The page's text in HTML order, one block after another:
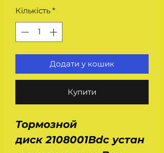
Кількість *
Додати у кошик
Купити
Тормозной
диск 2108001Bdc устан